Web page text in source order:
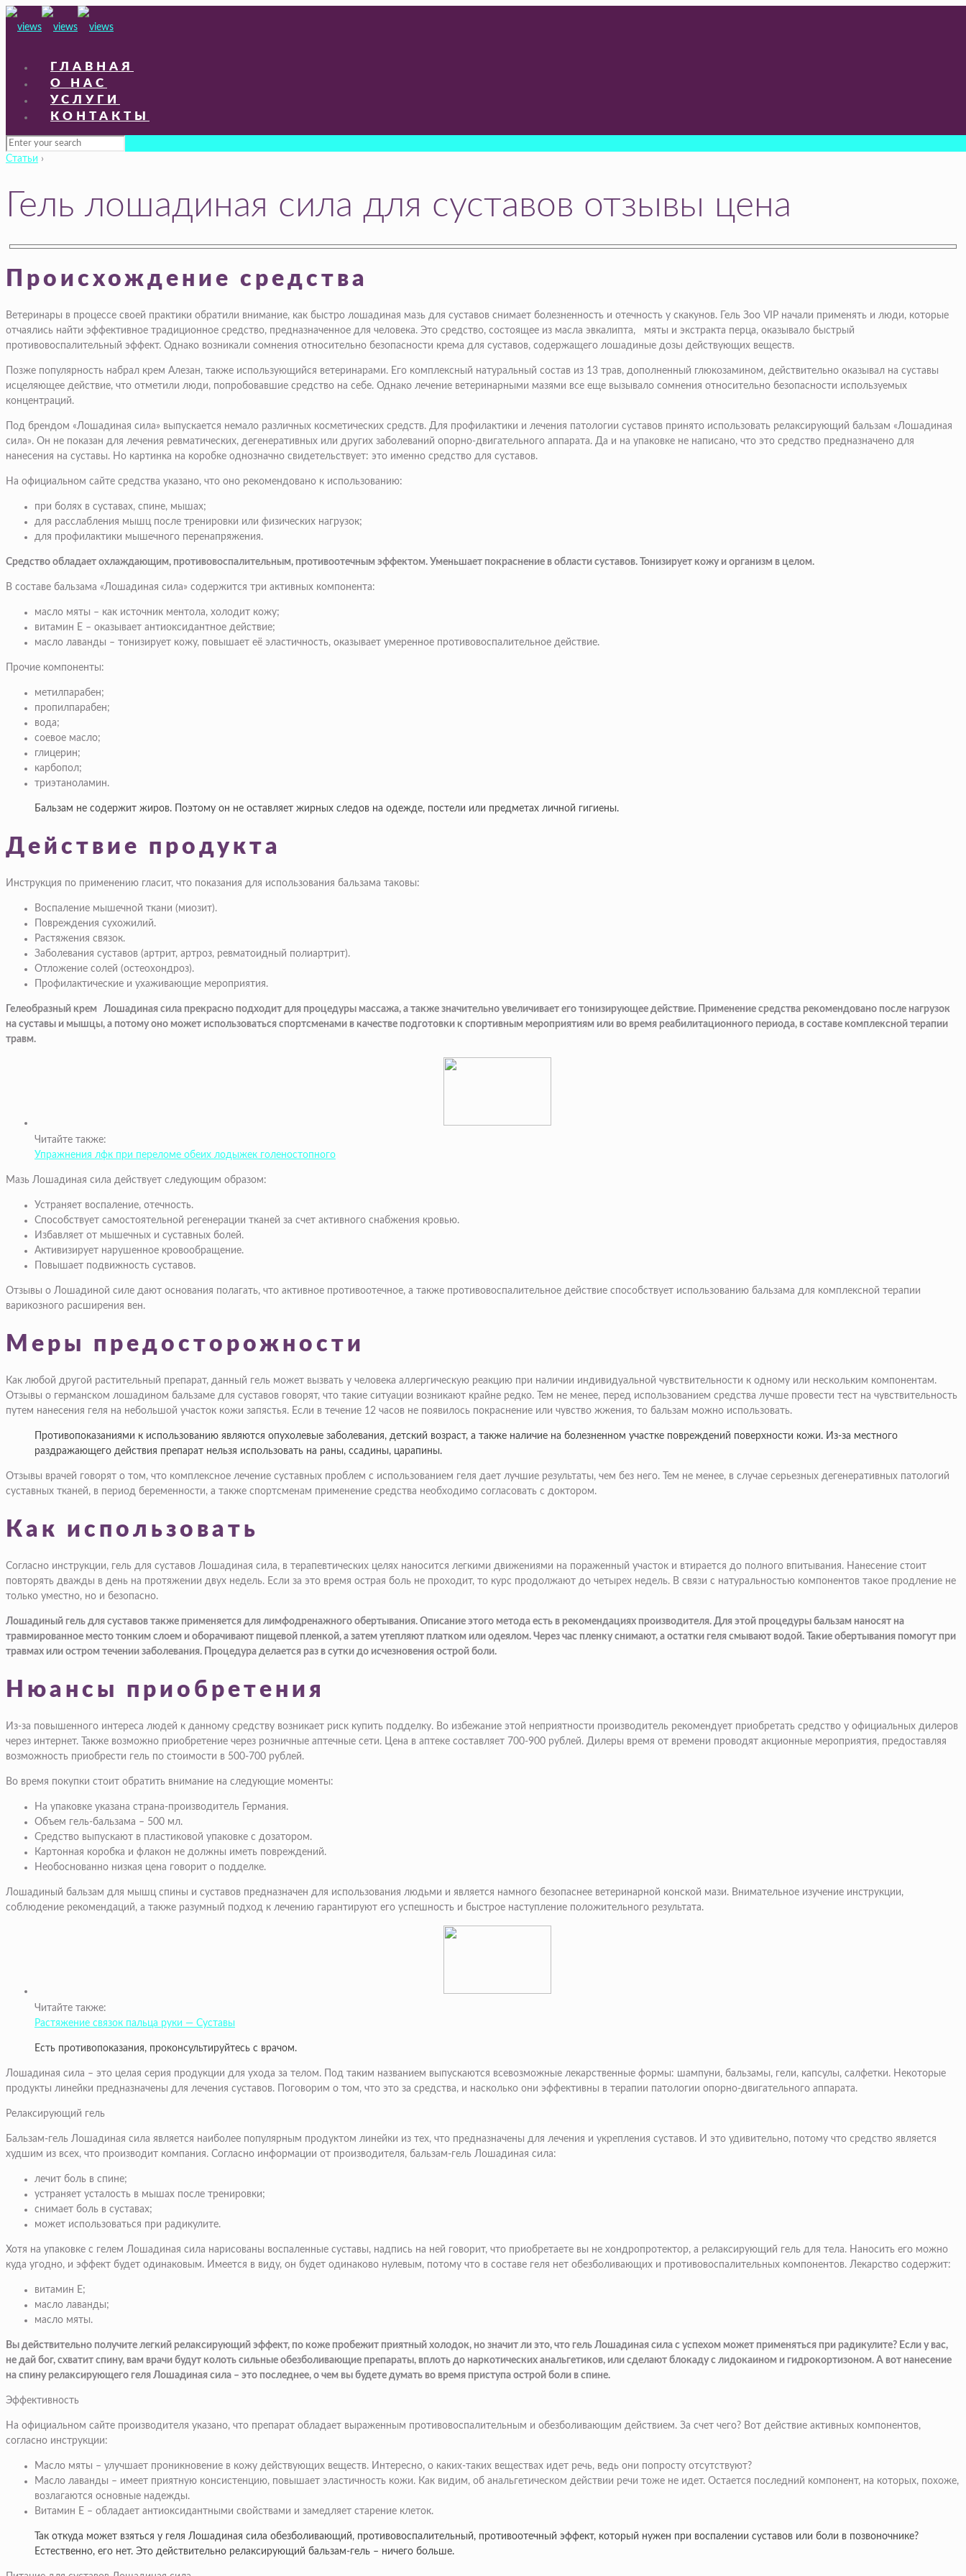
ГЛАВНАЯ
О НАС
УСЛУГИ
КОНТАКТЫ
Статьи ›
Гель лошадиная сила для суставов отзывы цена
Происхождение средства
Ветеринары в процессе своей практики обратили внимание, как быстро лошадиная мазь для суставов снимает болезненность и отечность у скакунов. Гель Зоо VIP начали применять и люди, которые
отчаялись найти эффективное традиционное средство, предназначенное для человека. Это средство, состоящее из масла эвкалипта, мяты и экстракта перца, оказывало быстрый
противовоспалительный эффект. Однако возникали сомнения относительно безопасности крема для суставов, содержащего лошадиные дозы действующих веществ.
Позже популярность набрал крем Алезан, также использующийся ветеринарами. Его комплексный натуральный состав из 13 трав, дополненный глюкозамином, действительно оказывал на суставы
исцеляющее действие, что отметили люди, попробовавшие средство на себе. Однако лечение ветеринарными мазями все еще вызывало сомнения относительно безопасности используемых
концентраций.
Под брендом «Лошадиная сила» выпускается немало различных косметических средств. Для профилактики и лечения патологии суставов принято использовать релаксирующий бальзам «Лошадиная
сила». Он не показан для лечения ревматических, дегенеративных или других заболеваний опорно-двигательного аппарата. Да и на упаковке не написано, что это средство предназначено для
нанесения на суставы. Но картинка на коробке однозначно свидетельствует: это именно средство для суставов.
На официальном сайте средства указано, что оно рекомендовано к использованию:
при болях в суставах, спине, мышах;
для расслабления мышц после тренировки или физических нагрузок;
для профилактики мышечного перенапряжения.
Средство обладает охлаждающим, противовоспалительным, противоотечным эффектом. Уменьшает покраснение в области суставов. Тонизирует кожу и организм в целом.
В составе бальзама «Лошадиная сила» содержится три активных компонента:
масло мяты – как источник ментола, холодит кожу;
витамин Е – оказывает антиоксидантное действие;
масло лаванды – тонизирует кожу, повышает её эластичность, оказывает умеренное противовоспалительное действие.
Прочие компоненты:
метилпарабен;
пропилпарабен;
вода;
соевое масло;
глицерин;
карбопол;
триэтаноламин.
Бальзам не содержит жиров. Поэтому он не оставляет жирных следов на одежде, постели или предметах личной гигиены.
Действие продукта
Инструкция по применению гласит, что показания для использования бальзама таковы:
Воспаление мышечной ткани (миозит).
Повреждения сухожилий.
Растяжения связок.
Заболевания суставов (артрит, артроз, ревматоидный полиартрит).
Отложение солей (остеохондроз).
Профилактические и ухаживающие мероприятия.
Гелеобразный крем Лошадиная сила прекрасно подходит для процедуры массажа, а также значительно увеличивает его тонизирующее действие. Применение средства рекомендовано после нагрузок
на суставы и мышцы, а потому оно может использоваться спортсменами в качестве подготовки к спортивным мероприятиям или во время реабилитационного периода, в составе комплексной терапии
травм.
Читайте также:
Упражнения лфк при переломе обеих лодыжек голеностопного
Мазь Лошадиная сила действует следующим образом:
Устраняет воспаление, отечность.
Способствует самостоятельной регенерации тканей за счет активного снабжения кровью.
Избавляет от мышечных и суставных болей.
Активизирует нарушенное кровообращение.
Повышает подвижность суставов.
Отзывы о Лошадиной силе дают основания полагать, что активное противоотечное, а также противовоспалительное действие способствует использованию бальзама для комплексной терапии
варикозного расширения вен.
Меры предосторожности
Как любой другой растительный препарат, данный гель может вызвать у человека аллергическую реакцию при наличии индивидуальной чувствительности к одному или нескольким компонентам.
Отзывы о германском лошадином бальзаме для суставов говорят, что такие ситуации возникают крайне редко. Тем не менее, перед использованием средства лучше провести тест на чувствительность
путем нанесения геля на небольшой участок кожи запястья. Если в течение 12 часов не появилось покраснение или чувство жжения, то бальзам можно использовать.
Противопоказаниями к использованию являются опухолевые заболевания, детский возраст, а также наличие на болезненном участке повреждений поверхности кожи. Из-за местного
раздражающего действия препарат нельзя использовать на раны, ссадины, царапины.
Отзывы врачей говорят о том, что комплексное лечение суставных проблем с использованием геля дает лучшие результаты, чем без него. Тем не менее, в случае серьезных дегенеративных патологий
суставных тканей, в период беременности, а также спортсменам применение средства необходимо согласовать с доктором.
Как использовать
Согласно инструкции, гель для суставов Лошадиная сила, в терапевтических целях наносится легкими движениями на пораженный участок и втирается до полного впитывания. Нанесение стоит
повторять дважды в день на протяжении двух недель. Если за это время острая боль не проходит, то курс продолжают до четырех недель. В связи с натуральностью компонентов такое продление не
только уместно, но и безопасно.
Лошадиный гель для суставов также применяется для лимфодренажного обертывания. Описание этого метода есть в рекомендациях производителя. Для этой процедуры бальзам наносят на
травмированное место тонким слоем и оборачивают пищевой пленкой, а затем утепляют платком или одеялом. Через час пленку снимают, а остатки геля смывают водой. Такие обертывания помогут при
травмах или остром течении заболевания. Процедура делается раз в сутки до исчезновения острой боли.
Нюансы приобретения
Из-за повышенного интереса людей к данному средству возникает риск купить подделку. Во избежание этой неприятности производитель рекомендует приобретать средство у официальных дилеров
через интернет. Также возможно приобретение через розничные аптечные сети. Цена в аптеке составляет 700-900 рублей. Дилеры время от времени проводят акционные мероприятия, предоставляя
возможность приобрести гель по стоимости в 500-700 рублей.
Во время покупки стоит обратить внимание на следующие моменты:
На упаковке указана страна-производитель Германия.
Объем гель-бальзама – 500 мл.
Средство выпускают в пластиковой упаковке с дозатором.
Картонная коробка и флакон не должны иметь повреждений.
Необоснованно низкая цена говорит о подделке.
Лошадиный бальзам для мышц спины и суставов предназначен для использования людьми и является намного безопаснее ветеринарной конской мази. Внимательное изучение инструкции,
соблюдение рекомендаций, а также разумный подход к лечению гарантируют его успешность и быстрое наступление положительного результата.
Читайте также:
Растяжение связок пальца руки — Суставы
Есть противопоказания, проконсультируйтесь с врачом.
Лошадиная сила – это целая серия продукции для ухода за телом. Под таким названием выпускаются всевозможные лекарственные формы: шампуни, бальзамы, гели, капсулы, салфетки. Некоторые
продукты линейки предназначены для лечения суставов. Поговорим о том, что это за средства, и насколько они эффективны в терапии патологии опорно-двигательного аппарата.
Релаксирующий гель
Бальзам-гель Лошадиная сила является наиболее популярным продуктом линейки из тех, что предназначены для лечения и укрепления суставов. И это удивительно, потому что средство является
худшим из всех, что производит компания. Согласно информации от производителя, бальзам-гель Лошадиная сила:
лечит боль в спине;
устраняет усталость в мышах после тренировки;
снимает боль в суставах;
может использоваться при радикулите.
Хотя на упаковке с гелем Лошадиная сила нарисованы воспаленные суставы, надпись на ней говорит, что приобретаете вы не хондропротектор, а релаксирующий гель для тела. Наносить его можно
куда угодно, и эффект будет одинаковым. Имеется в виду, он будет одинаково нулевым, потому что в составе геля нет обезболивающих и противовоспалительных компонентов. Лекарство содержит:
витамин Е;
масло лаванды;
масло мяты.
Вы действительно получите легкий релаксирующий эффект, по коже пробежит приятный холодок, но значит ли это, что гель Лошадиная сила с успехом может применяться при радикулите? Если у вас,
не дай бог, схватит спину, вам врачи будут колоть сильные обезболивающие препараты, вплоть до наркотических анальгетиков, или сделают блокаду с лидокаином и гидрокортизоном. А вот нанесение
на спину релаксирующего геля Лошадиная сила – это последнее, о чем вы будете думать во время приступа острой боли в спине.
Эффективность
На официальном сайте производителя указано, что препарат обладает выраженным противовоспалительным и обезболивающим действием. За счет чего? Вот действие активных компонентов,
согласно инструкции:
Масло мяты – улучшает проникновение в кожу действующих веществ. Интересно, о каких-таких веществах идет речь, ведь они попросту отсутствуют?
Масло лаванды – имеет приятную консистенцию, повышает эластичность кожи. Как видим, об анальгетическом действии речи тоже не идет. Остается последний компонент, на которых, похоже,
возлагаются основные надежды.
Витамин Е – обладает антиоксидантными свойствами и замедляет старение клеток.
Так откуда может взяться у геля Лошадиная сила обезболивающий, противовоспалительный, противоотечный эффект, который нужен при воспалении суставов или боли в позвоночнике?
Естественно, его нет. Это действительно релаксирующий бальзам-гель – ничего больше.